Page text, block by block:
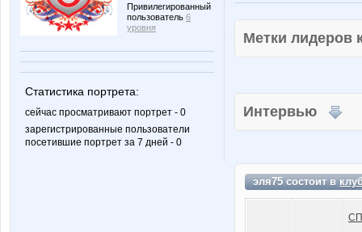
Привилегированный
пользователь 6
уровня
Статистика портрета:
сейчас просматривают портрет - 0
зарегистрированные пользователи
посетившие портрет за 7 дней - 0
Метки
Интервью
эля75 состоит в